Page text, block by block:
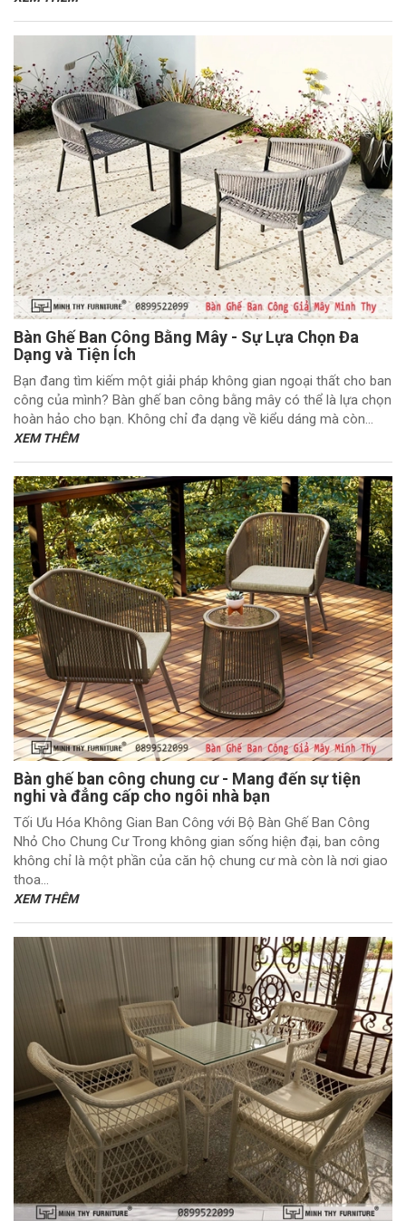
Bàn Ghế Ban Công Bằng Mây - Sự Lựa Chọn Đa
Dạng và Tiện Ích
Bạn đang tìm kiếm một giải pháp không gian ngoại thất cho ban
công của mình? Bàn ghế ban công bằng mây có thể là lựa chọn
hoàn hảo cho bạn. Không chỉ đa dạng về kiểu dáng mà còn...
XEM THÊM
Bàn ghế ban công chung cư - Mang đến sự tiện
nghi và đẳng cấp cho ngôi nhà bạn
Tối Ưu Hóa Không Gian Ban Công với Bộ Bàn Ghế Ban Công
Nhỏ Cho Chung Cư Trong không gian sống hiện đại, ban công
không chỉ là một phần của căn hộ chung cư mà còn là nơi giao
thoa...
XEM THÊM